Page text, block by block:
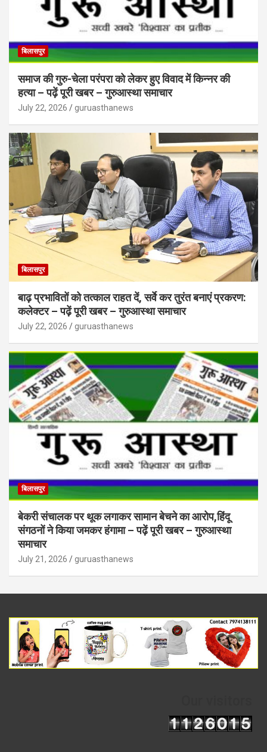
बिलासपुर
समाज की गुरु-चेला परंपरा को लेकर हुए विवाद में किन्नर की
हत्या – पढ़ें पूरी खबर – गुरुआस्था समाचार
July 22, 2026 guruasthanews
बिलासपुर
बाढ़ प्रभावितों को तत्काल राहत दें, सर्वे कर तुरंत बनाएं प्रकरण:
कलेक्टर – पढ़ें पूरी खबर – गुरुआस्था समाचार
July 22, 2026 guruasthanews
बिलासपुर
बेकरी संचालक पर थूक लगाकर सामान बेचने का आरोप,हिंदू
संगठनों ने किया जमकर हंगामा – पढ़ें पूरी खबर – गुरुआस्था
समाचार
July 21, 2026 guruasthanews